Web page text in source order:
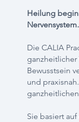
Heilung
Die CALIA
Bewusstsein
und
Sie basiert